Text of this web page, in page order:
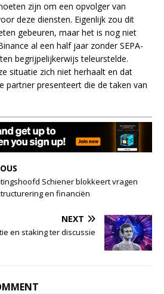
zijn om een opvolger van
deze diensten. Eigenlijk zou dit
gebeuren, maar het is nog niet
al een half jaar zonder SEPA-
begrijpelijkerwijs teleurstelde.
situatie zich niet herhaalt en dat
partner presenteert die de taken van
Schiener blokkeert vragen
en financiën
NEXT
en staking ter discussie